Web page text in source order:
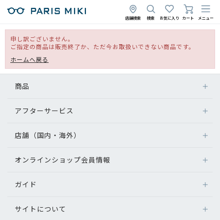
店舗検索 検索 お気に入り カート メニュー
申し訳ございません。
ご指定の商品は販売終了か、ただ今お取扱いできない商品です。
ホームへ戻る
商品
アフターサービス
店舗（国内・海外）
オンラインショップ会員情報
ガイド
サイトについて